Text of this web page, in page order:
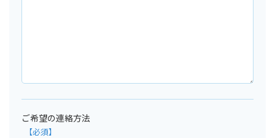
ご希望の連絡方法